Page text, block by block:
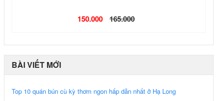
150.000 165.000
BÀI VIẾT MỚI
Top 10 quán bún cù kỳ thơm ngon hấp dẫn nhất ở Hạ Long